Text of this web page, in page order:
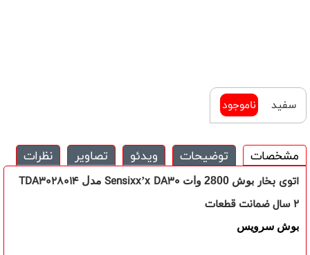
سفید ناموجود
مشخصات توضیحات ویدئو تصاویر نظرات
اتوی بخار بوش 2800 وات Sensixx’x DA30 مدل TDA3028014
2 سال ضمانت قطعات
بوش سرویس